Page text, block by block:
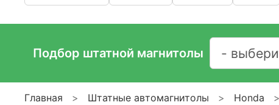
Подбор штатной магнитолы
Главная Штатные автомагнитолы Honda